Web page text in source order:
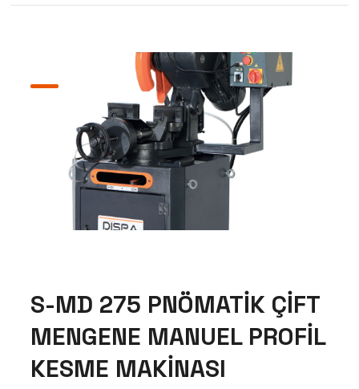
S-MD 275 PNÖMATİK ÇİFT
MENGENE MANUEL PROFİL
KESME MAKİNASI